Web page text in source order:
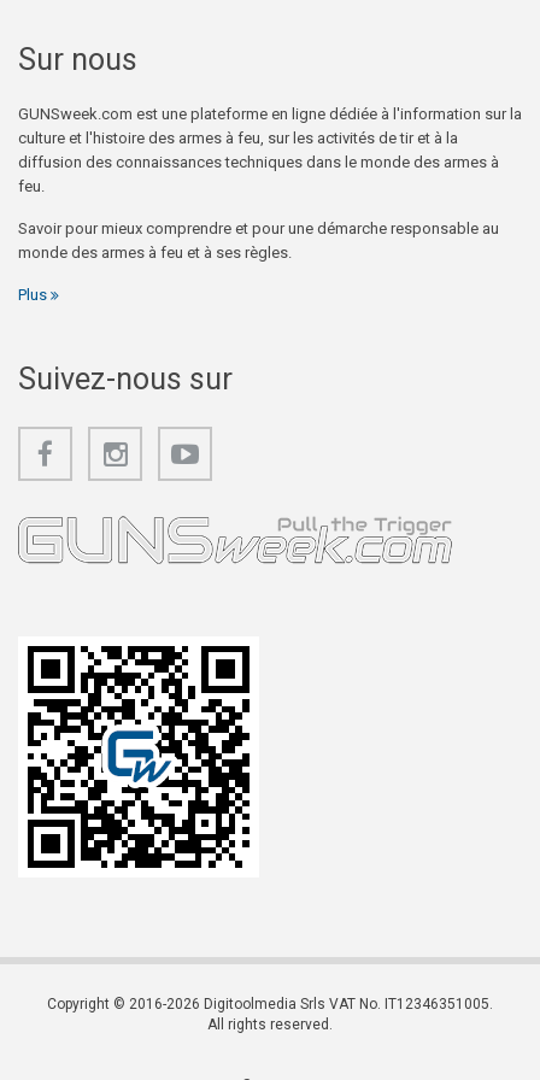
Sur nous
GUNSweek.com est une plateforme en ligne dédiée à l'information sur la
culture et l'histoire des armes à feu, sur les activités de tir et à la
diffusion des connaissances techniques dans le monde des armes à
feu.
Savoir pour mieux comprendre et pour une démarche responsable au
monde des armes à feu et à ses règles.
Plus
Suivez-nous sur
Copyright © 2016-2026 Digitoolmedia Srls VAT No. IT12346351005.
All rights reserved.